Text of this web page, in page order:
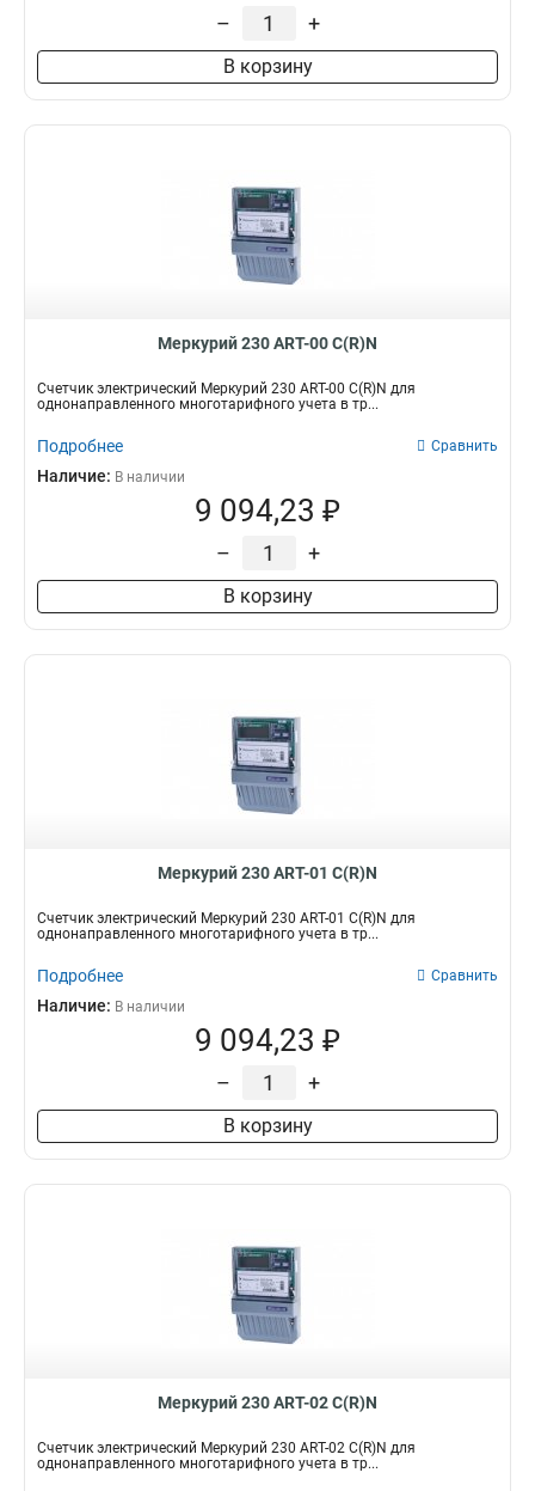
– +
В корзину
Меркурий 230 АRT-00 С(R)N
Счетчик электрический Меркурий 230 АRT-00 С(R)N для
однонаправленного многотарифного учета в тр...
Подробнее Сравнить
Наличие: В наличии
9 094,23 ₽
– +
В корзину
Меркурий 230 АRT-01 С(R)N
Счетчик электрический Меркурий 230 АRT-01 С(R)N для
однонаправленного многотарифного учета в тр...
Подробнее Сравнить
Наличие: В наличии
9 094,23 ₽
– +
В корзину
Меркурий 230 АRT-02 С(R)N
Счетчик электрический Меркурий 230 АRT-02 С(R)N для
однонаправленного многотарифного учета в тр...